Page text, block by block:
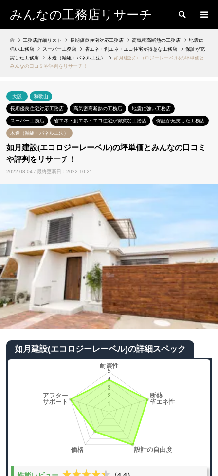
みんなの工務店リサーチ 検索
工務店詳細リスト 長期優良住宅対応工務店 高気密高断熱の工務店
地震に
強い工務店
スーパー工務店 省エネ・創エネ・エコ住宅が得意な工務店
保証が充
実した工務店
木造（軸組・パネル工法）
如月建設(エコロジーレーベル)の坪単価と
みんなの口コミや評判をリサーチ！
大阪 和歌山
長期優良住宅対応工務店 高気密高断熱の工務店 地震に強い工務店
スーパー工務店 省エネ・創エネ・エコ住宅が得意な工務店 保証が充実した工務店
木造（軸組・パネル工法）
如月建設(エコロジーレーベル)の坪単価とみんなの口コミ
や評判をリサーチ！
2022.08.04 / 最終更新日：2022.10.21
如月建設(エコロジーレーベル)の詳細スペック
★★★★★
★★★★★